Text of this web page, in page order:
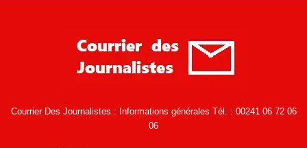
Courrier Des Journalistes : Informations générales Tél. : 00241 06 72 06
06